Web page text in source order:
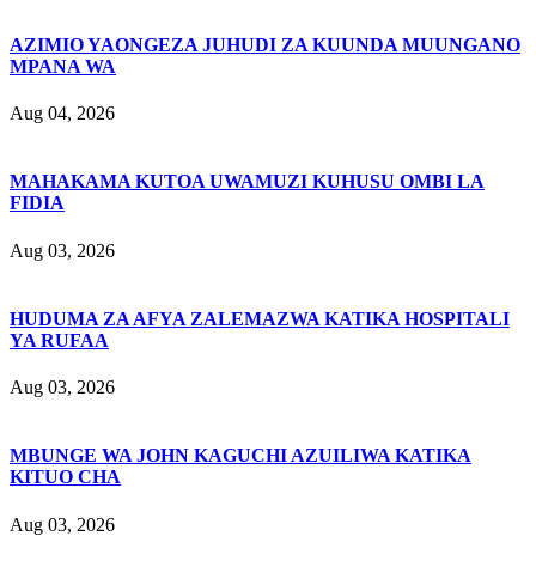
AZIMIO YAONGEZA JUHUDI ZA KUUNDA MUUNGANO
MPANA WA
Aug 04, 2026
MAHAKAMA KUTOA UWAMUZI KUHUSU OMBI LA
FIDIA
Aug 03, 2026
HUDUMA ZA AFYA ZALEMAZWA KATIKA HOSPITALI
YA RUFAA
Aug 03, 2026
MBUNGE WA JOHN KAGUCHI AZUILIWA KATIKA
KITUO CHA
Aug 03, 2026